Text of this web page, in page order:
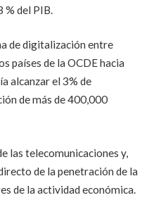
del PIB.
de digitalización entre
países de la OCDE hacia
alcanzar el 3% de
de más de 400,000
las telecomunicaciones y,
de la penetración de la
de la actividad económica.